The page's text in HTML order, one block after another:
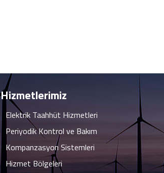
Hizmetlerimiz
Elektrik Taahhüt Hizmetleri
Periyodik Kontrol ve Bakım
Kompanzasyon Sistemleri
Hizmet Bölgeleri